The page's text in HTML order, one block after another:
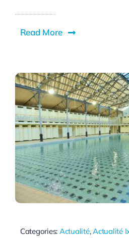
Read More
Categories: Actualité,Actualité